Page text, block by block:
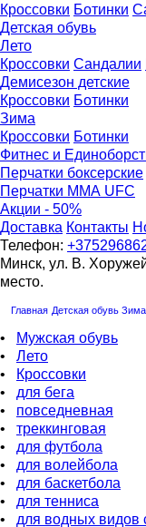
Кроссовки Ботинки
Детская обувь
Летo
Кроссовки Сандалии
Демисезон детские
Кроссовки Ботинки
Зима
Кроссовки Ботинки
Фитнес и
Перчатки боксерские
Перчатки ММА UFC
Акции - 50%
Доставка Контакты
Телефон:
Минск, ул. В.
место.
Главная Детская обувь Зима
•
Мужская обувь
• Лето
•
Кроссовки
• для бега
• повседневная
• треккинговая
• для футбола
• для волейбола
• для баскетбола
• для тенниса
• для водных видов